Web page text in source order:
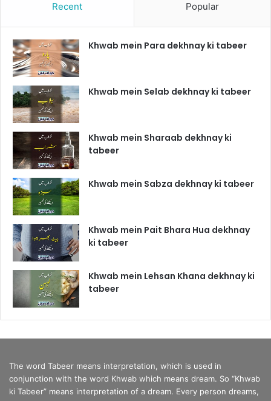
Recent Popular
Khwab mein Para dekhnay ki tabeer
Khwab mein Selab dekhnay ki tabeer
Khwab mein Sharaab dekhnay ki
tabeer
Khwab mein Sabza dekhnay ki tabeer
Khwab mein Pait Bhara Hua dekhnay
ki tabeer
Khwab mein Lehsan Khana dekhnay ki
tabeer
The word Tabeer means interpretation, which is used in
conjunction with the word Khwab which means dream. So “Khwab
ki Tabeer” means interpretation of a dream. Every person dreams,